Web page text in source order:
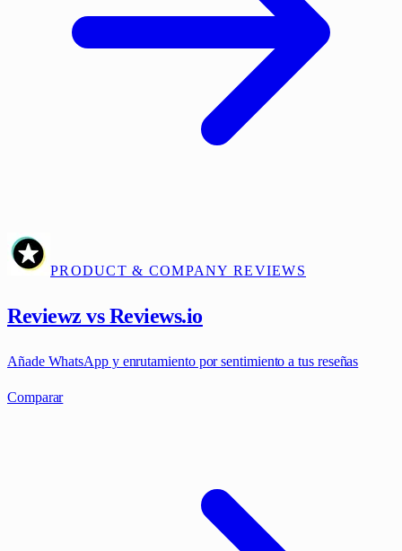
PRODUCT & COMPANY REVIEWS
Reviewz vs Reviews.io
Añade WhatsApp y enrutamiento por sentimiento a tus reseñas
Comparar